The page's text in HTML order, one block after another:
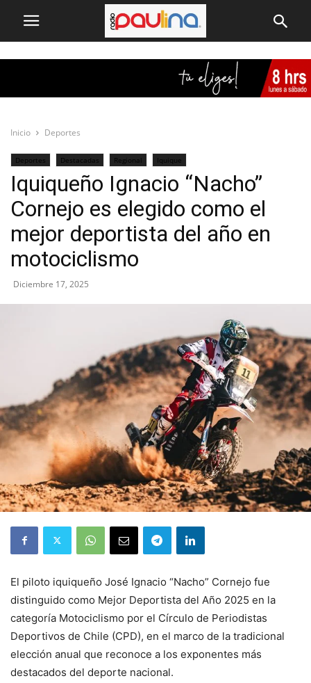
Inicio Deportes
Deportes Destacadas Regional Iquique
Iquiqueño Ignacio “Nacho”
Cornejo es elegido como el
mejor deportista del año en
motociclismo
Diciembre 17, 2025
El piloto iquiqueño José Ignacio “Nacho” Cornejo fue
distinguido como Mejor Deportista del Año 2025 en la
categoría Motociclismo por el Círculo de Periodistas
Deportivos de Chile (CPD), en el marco de la tradicional
elección anual que reconoce a los exponentes más
destacados del deporte nacional.